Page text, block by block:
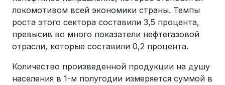
локомотивом всей экономики страны. Темпы
роста этого сектора составили 3,5 процента,
превысив во много показатели нефтегазовой
отрасли, которые составили 0,2 процента.
Количество произведенной продукции на душу
населения в 1-м полугодии измеряется суммой в